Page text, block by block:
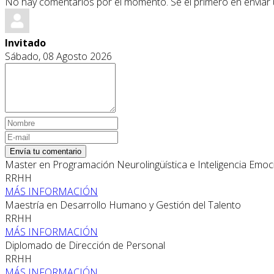
Invitado
Sábado, 08 Agosto 2026
Envía tu comentario
Master en Programación Neurolingüística e Inteligencia
RRHH
MÁS INFORMACIÓN
Maestría en Desarrollo Humano y Gestión del Talento
RRHH
MÁS INFORMACIÓN
Diplomado de Dirección de Personal
RRHH